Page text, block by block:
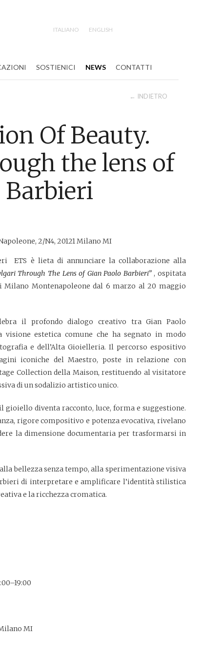
ITALIANO ENGLISH
SOSTIENICI NEWS CONTATTI
← INDIETRO
Of Beauty.
the lens of
Barbieri
2/N4, 20121 Milano MI
ETS è lieta di annunciare la collaborazione alla
Through The Lens of Gian Paolo Barbieri”, ospitata
Milano Montenapoleone dal 6 marzo al 20 maggio
il profondo dialogo creativo traGian Paolo
estetica comune che ha segnato in modo
e dell’Alta Gioielleria. Il percorso espositivo
iconiche del Maestro, poste in relazione con
Collection della Maison, restituendo al visitatore
di un sodalizio artistico unico.
diventa racconto, luce, forma e suggestione.
rigore compositivo e potenza evocativa, rivelano
la dimensione documentaria per trasformarsi in
bellezza senza tempo, alla sperimentazione visiva
di interpretare e amplificare l’identità stilistica
e la ricchezza cromatica.
MI